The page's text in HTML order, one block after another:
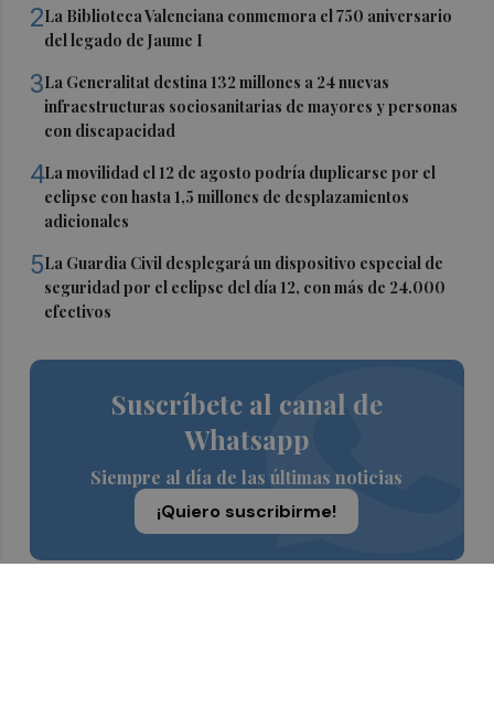
2La Biblioteca Valenciana conmemora el 750 aniversario
del legado de Jaume I
3La Generalitat destina 132 millones a 24 nuevas
infraestructuras sociosanitarias de mayores y personas
con discapacidad
4La movilidad el 12 de agosto podría duplicarse por el
eclipse con hasta 1,5 millones de desplazamientos
adicionales
5La Guardia Civil desplegará un dispositivo especial de
seguridad por el eclipse del día 12, con más de 24.000
efectivos
Suscríbete al canal de
Whatsapp
Siempre al día de las últimas noticias
¡Quiero suscribirme!